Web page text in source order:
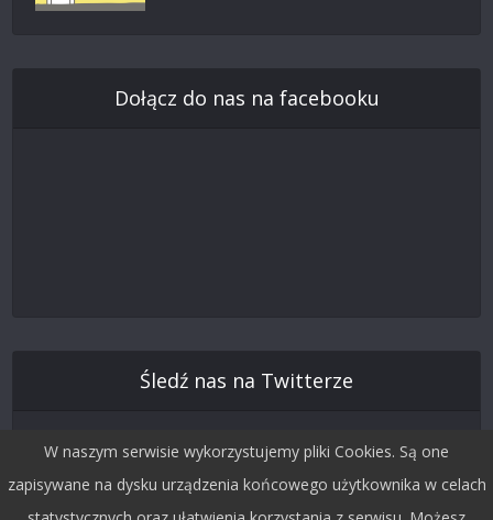
Dołącz do nas na facebooku
Śledź nas na Twitterze
W naszym serwisie wykorzystujemy pliki Cookies. Są one
zapisywane na dysku urządzenia końcowego użytkownika w celach